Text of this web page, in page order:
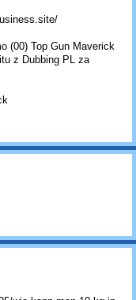
(00) Top Gun Maverick
z Dubbing PL za